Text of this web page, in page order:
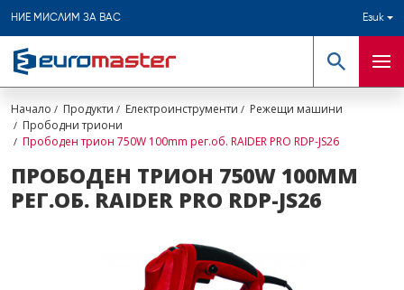
НИЕ МИСЛИМ ЗА ВАС Език
Търсене
Начало Продукти Електроинструменти
Режещи машини
Прободни триони
Прободен трион 750W 100mm рег.об. RAIDER PRO RDP-JS26
ПРОБОДЕН ТРИОН 750W 100MM
РЕГ.ОБ. RAIDER PRO RDP-JS26